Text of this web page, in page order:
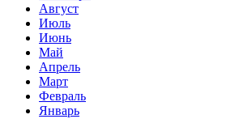
Август
Июль
Июнь
Май
Апрель
Март
Февраль
Январь